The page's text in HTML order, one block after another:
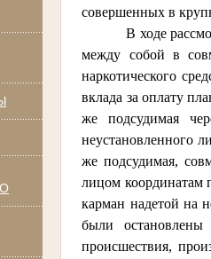
совершенных в
В ходе
между собой в
наркотического
вклада за оплату
же подсудимая
неустановленного
же подсудимая,
лицом координатам
карман надетой на
были
происшествия,